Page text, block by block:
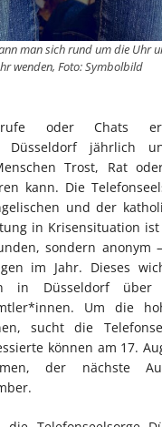
man sich rund um die Uhr
wenden, Foto: Symbolbild
oder Chats
Düsseldorf jährlich
Trost, Rat
kann. Die
und der
in Krisensituation
sondern anonym
im Jahr. Dieses
in Düsseldorf über
Um die
sucht die
können am 17.
der nächste